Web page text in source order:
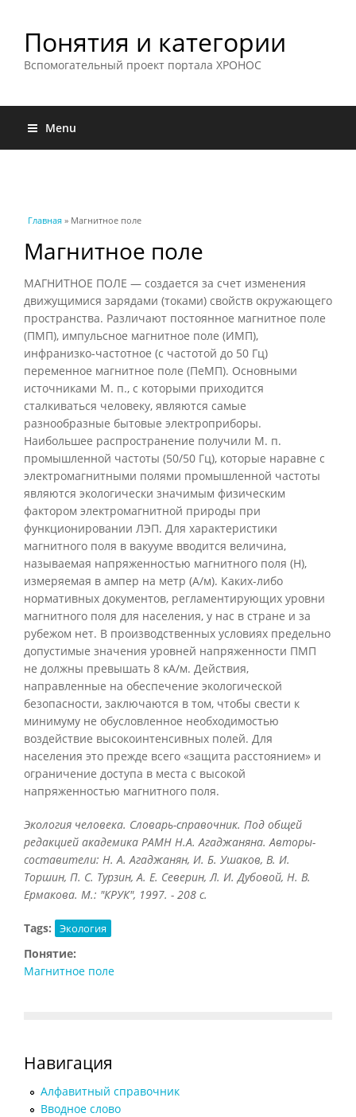
Понятия и категории
Вспомогательный проект портала ХРОНОС
Menu
Вы здесь
Главная » Магнитное поле
Магнитное поле
МАГНИТНОЕ ПОЛЕ — создается за счет изменения
движущимися зарядами (токами) свойств окружающего
пространства. Различают постоянное магнитное поле
(ПМП), импульсное магнитное поле (ИМП),
инфранизко-частотное (с частотой до 50 Гц)
переменное магнитное поле (ПеМП). Основными
источниками М. п., с которыми приходится
сталкиваться человеку, являются самые
разнообразные бытовые электроприборы.
Наибольшее распространение получили М. п.
промышленной частоты (50/50 Гц), которые наравне с
электромагнитными полями промышленной частоты
являются экологически значимым физическим
фактором электромагнитной природы при
функционировании ЛЭП. Для характеристики
магнитного поля в вакууме вводится величина,
называемая напряженностью магнитного поля (Н),
измеряемая в ампер на метр (А/м). Каких-либо
нормативных документов, регламентирующих уровни
магнитного поля для населения, у нас в стране и за
рубежом нет. В производственных условиях предельно
допустимые значения уровней напряженности ПМП
не должны превышать 8 кА/м. Действия,
направленные на обеспечение экологической
безопасности, заключаются в том, чтобы свести к
минимуму не обусловленное необходимостью
воздействие высокоинтенсивных полей. Для
населения это прежде всего «защита расстоянием» и
ограничение доступа в места с высокой
напряженностью магнитного поля.
Экология человека. Словарь-справочник. Под общей
редакцией академика РАМН Н.А. Агаджаняна. Авторы-
составители: Н. А. Агаджанян, И. Б. Ушаков, В. И.
Торшин, П. С. Турзин, А. Е. Северин, Л. И. Дубовой, Н. В.
Ермакова. М.: "КРУК", 1997. - 208 с.
Tags: Экология
Понятие:
Магнитное поле
Навигация
Алфавитный справочник
Вводное слово